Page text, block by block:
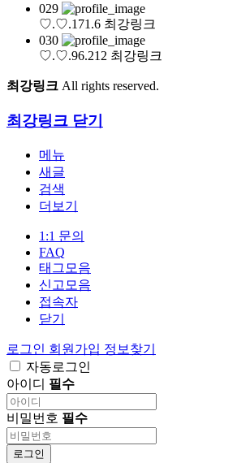
029
♡.♡.171.6 최강링크
030
♡.♡.96.212 최강링크
최강링크 All rights reserved.
최강링크 닫기
메뉴
새글
검색
더보기
1:1 문의
FAQ
태그모음
신고모음
접속자
닫기
로그인 회원가입 정보찾기
자동로그인
아이디 필수
비밀번호 필수
로그인